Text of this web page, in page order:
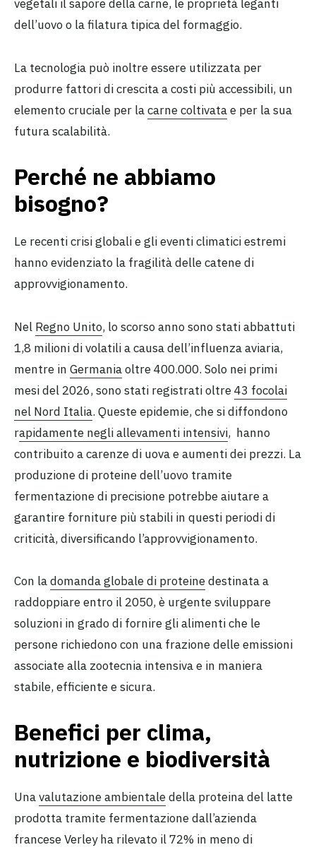
vegetali il sapore della carne, le proprietà leganti
dell’uovo o la filatura tipica del formaggio.
La tecnologia può inoltre essere utilizzata per
produrre fattori di crescita a costi più accessibili, un
elemento cruciale per lacarne coltivatae per la sua
futura scalabilità.
Perché ne abbiamo
bisogno?
Le recenti crisi globali e gli eventi climatici estremi
hanno evidenziato la fragilità delle catene di
approvvigionamento.
Nel Regno Unito, lo scorso anno sono stati abbattuti
1,8 milioni di volatili a causa dell’influenza aviaria,
mentre in Germaniaoltre 400.000. Solo nei primi
mesi del 2026, sono stati registrati oltre43 focolai
nel Nord Italia. Queste epidemie, che si diffondono
rapidamente negli allevamenti intensivi, hanno
contribuito a carenze di uova e aumenti dei prezzi. La
produzione di proteine dell’uovo tramite
fermentazione di precisione potrebbe aiutare a
garantire forniture più stabili in questi periodi di
criticità, diversificando l’approvvigionamento.
Con ladomanda globale di proteinedestinata a
raddoppiare entro il 2050, è urgente sviluppare
soluzioni in grado di fornire gli alimenti che le
persone richiedono con una frazione delle emissioni
associate alla zootecnia intensiva e in maniera
stabile, efficiente e sicura.
Benefici per clima,
nutrizione e biodiversità
Unavalutazione ambientaledella proteina del latte
prodotta tramite fermentazione dall’azienda
francese Verley ha rilevato il 72% in meno di